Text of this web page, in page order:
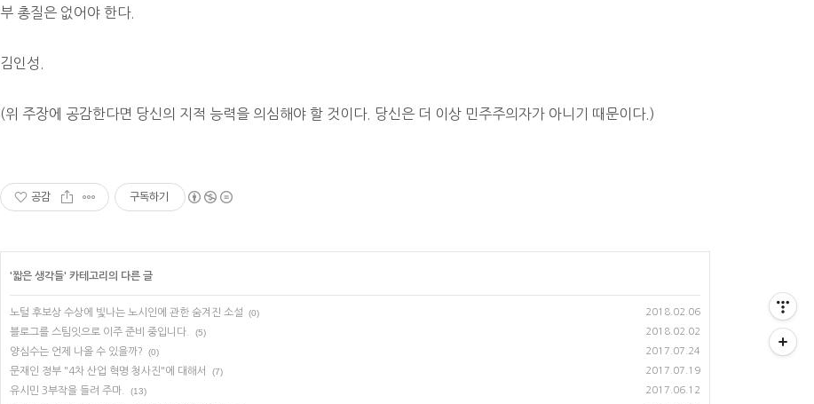
부 총질은 없어야 한다.
김인성.
(위 주장에 공감한다면 당신의 지적 능력을 의심해야 할 것이다. 당신은 더 이상 민주주의자가 아니기 때문이다.)
공감 구독하기
'짧은 생각들' 카테고리의 다른 글
노털 후보상 수상에 빛나는 노시인에 관한 숨겨진 소설 (0) 2018.02.06
블로그를 스팀잇으로 이주 준비 중입니다. (5) 2018.02.02
양심수는 언제 나올 수 있을까? (0) 2017.07.24
문재인 정부 "4차 산업 혁명 청사진"에 대해서 (7) 2017.07.19
유시민 3부작을 들려 주마. (13) 2017.06.12